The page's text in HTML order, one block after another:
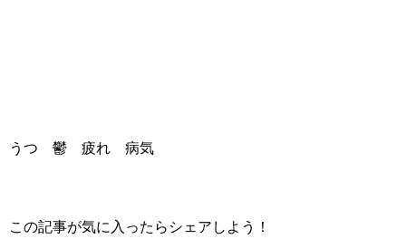
うつ 鬱 疲れ 病気
この記事が気に入ったらシェアしよう！